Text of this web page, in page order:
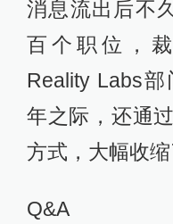
消息流出后不
百个职位，
Reality Labs
年之际，还通
方式，大幅收缩
Q&A